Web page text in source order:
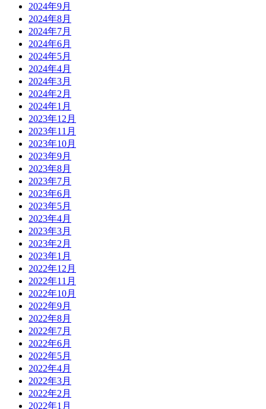
2024年9月
2024年8月
2024年7月
2024年6月
2024年5月
2024年4月
2024年3月
2024年2月
2024年1月
2023年12月
2023年11月
2023年10月
2023年9月
2023年8月
2023年7月
2023年6月
2023年5月
2023年4月
2023年3月
2023年2月
2023年1月
2022年12月
2022年11月
2022年10月
2022年9月
2022年8月
2022年7月
2022年6月
2022年5月
2022年4月
2022年3月
2022年2月
2022年1月